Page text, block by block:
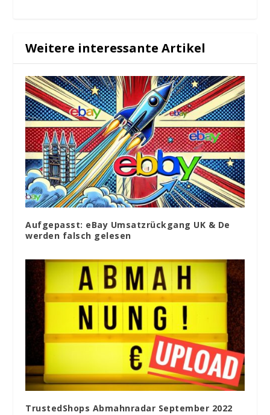
Weitere interessante Artikel
Aufgepasst: eBay Umsatzrückgang UK & De
werden falsch gelesen
TrustedShops Abmahnradar September 2022